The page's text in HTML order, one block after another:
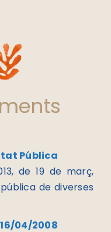
Pública
de 19 de març,
de diverses
16/04/2008